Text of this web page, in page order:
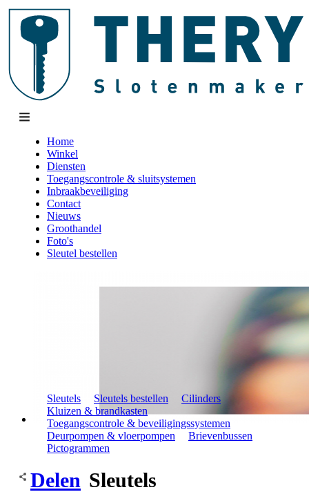
Home
Winkel
Diensten
Toegangscontrole & sluitsystemen
Inbraakbeveiliging
Contact
Nieuws
Groothandel
Foto's
Sleutel bestellen
Sleutels Sleutels bestellen
Cilinders
Kluizen & brandkasten
Toegangscontrole & beveiligingssystemen
Deurpompen & vloerpompen
Brievenbussen
Pictogrammen
Sleutels
Delen